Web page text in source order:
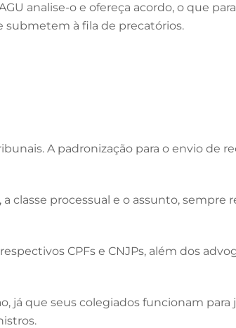
analise-o e ofereça acordo, o que
submetem à fila de precatórios.
A padronização para o envio de
classe processual e o assunto, sempre
CPFs e CNJPs, além dos
já que seus colegiados funcionam